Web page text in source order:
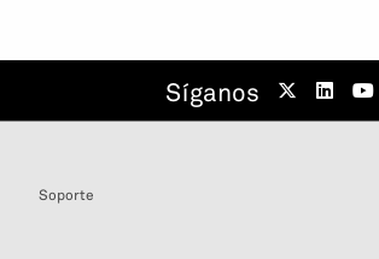
Síganos
Soporte